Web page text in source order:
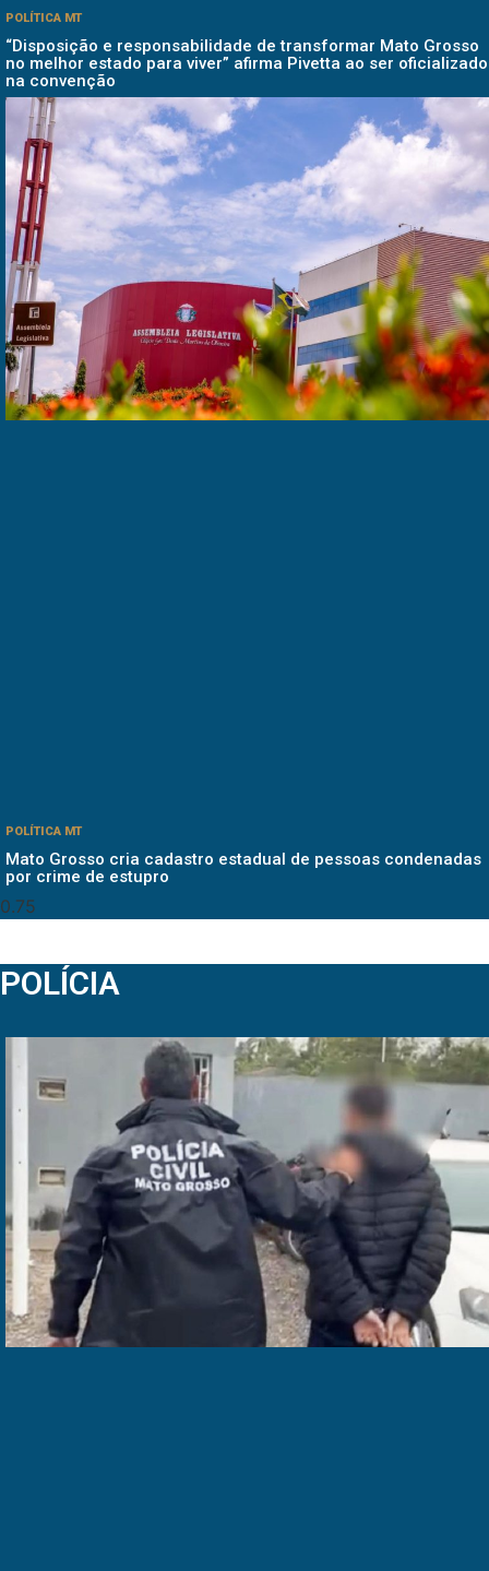
POLÍTICA MT
“Disposição e responsabilidade de transformar Mato Grosso
no melhor estado para viver” afirma Pivetta ao ser oficializado
na convenção
POLÍTICA MT
Mato Grosso cria cadastro estadual de pessoas condenadas
por crime de estupro
POLÍCIA